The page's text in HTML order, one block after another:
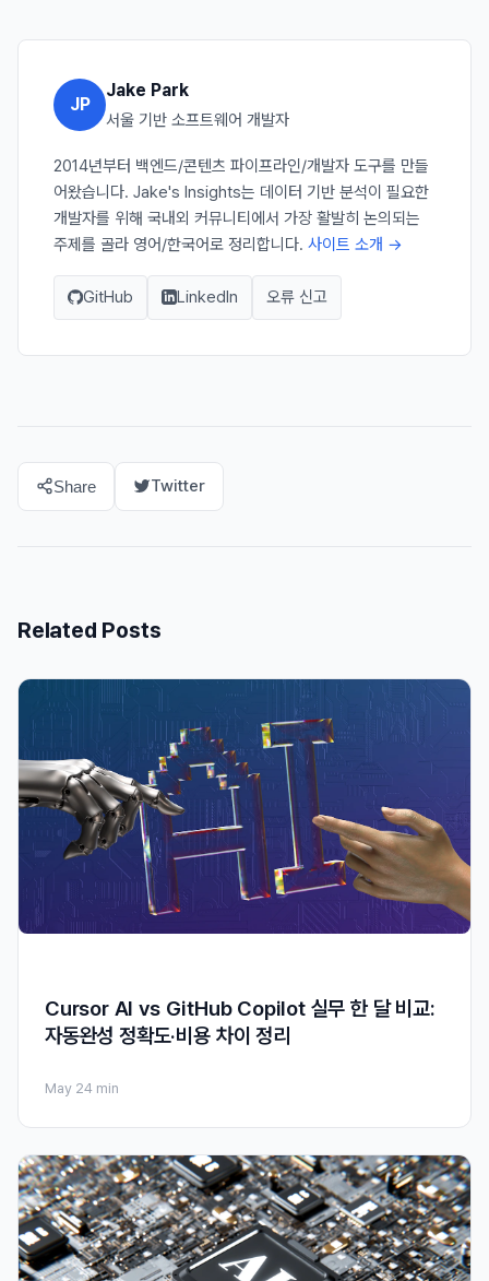
JP
Jake Park
서울 기반 소프트웨어 개발자
2014년부터 백엔드/콘텐츠 파이프라인/개발자 도구를 만들
어왔습니다. Jake's Insights는 데이터 기반 분석이 필요한
개발자를 위해 국내외 커뮤니티에서 가장 활발히 논의되는
주제를 골라 영어/한국어로 정리합니다. 사이트 소개 →
GitHub LinkedIn 오류 신고
Share Twitter
Related Posts
Cursor AI vs GitHub Copilot 실무 한 달 비교:
자동완성 정확도·비용 차이 정리
May 24 min